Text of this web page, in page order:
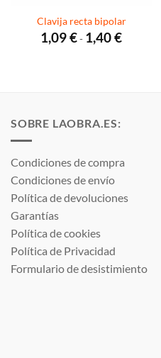
Clavija recta bipolar
1,09€- 1,40€Rango
de
SOBRE LAOBRA.ES:
Condiciones de compra
Condiciones de envío
Política de devoluciones
Garantías
Política de cookies
Política de Privacidad
Formulario de desistimiento